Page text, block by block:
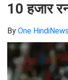
10 हजार
By One HindiNews